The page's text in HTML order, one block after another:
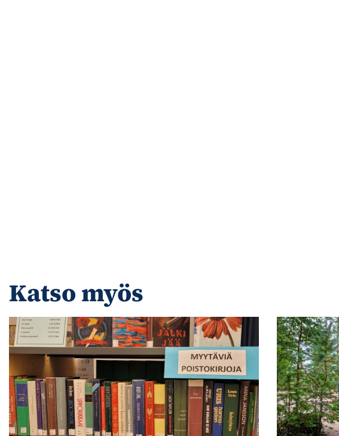
Katso myös